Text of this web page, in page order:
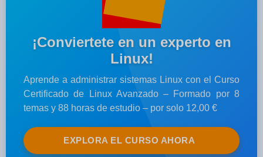
¡Conviertete en un experto en
Linux!
Aprende a administrar sistemas Linux con el Curso
Certificado de Linux Avanzado – Formado por 8
temas y 88 horas de estudio – por solo 12,00 €
EXPLORA EL CURSO AHORA